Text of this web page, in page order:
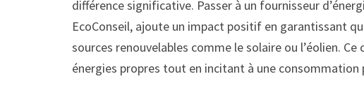
différence significative. Passer à un fournisseur
EcoConseil, ajoute un impact positif en garantissant
sources renouvelables comme le solaire ou l’éolien.
énergies propres tout en incitant à une consommation